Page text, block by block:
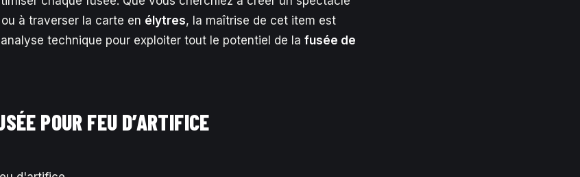
à traverser la carte en élytres, la maîtrise de cet item est
technique pour exploiter tout le potentiel de la fusée de
POUR FEU D’ARTIFICE